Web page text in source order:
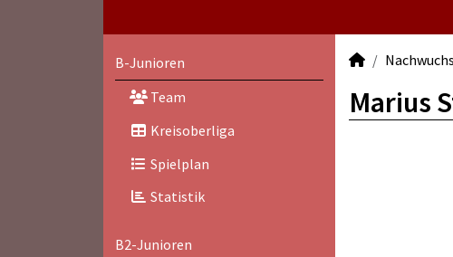
B-Junioren
Team
Kreisoberliga
Spielplan
Statistik
B2-Junioren
Nachwuchs
Marius